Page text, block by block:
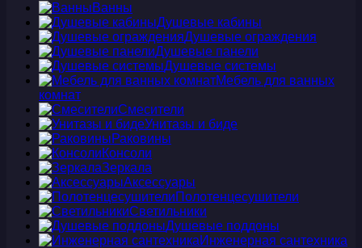
Ванны
Душевые кабины
Душевые ограждения
Душевые панели
Душевые системы
Мебель для ванных
комнат
Смесители
Унитазы и биде
Раковины
Консоли
Зеркала
Аксессуары
Полотенцесушители
Светильники
Душевые поддоны
Инженерная сантехника